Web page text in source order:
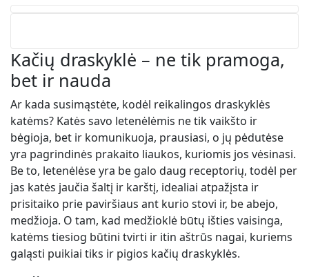
Kačių draskyklė – ne tik pramoga,
bet ir nauda
Ar kada susimąstėte, kodėl reikalingos draskyklės
katėms? Katės savo letenėlėmis ne tik vaikšto ir
bėgioja, bet ir komunikuoja, prausiasi, o jų pėdutėse
yra pagrindinės prakaito liaukos, kuriomis jos vėsinasi.
Be to, letenėlėse yra be galo daug receptorių, todėl per
jas katės jaučia šaltį ir karštį, idealiai atpažįsta ir
prisitaiko prie paviršiaus ant kurio stovi ir, be abejo,
medžioja. O tam, kad medžioklė būtų išties vaisinga,
katėms tiesiog būtini tvirti ir itin aštrūs nagai, kuriems
galąsti puikiai tiks ir pigios kačių draskyklės.